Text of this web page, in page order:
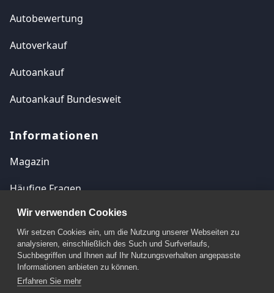
Autobewertung
Autoverkauf
Autoankauf
Autoankauf Bundesweit
Informationen
Magazin
Häufige Fragen
Kontakt
Impressum
Datenschutzerklärung
Wir verwenden Cookies
Wir setzen Cookies ein, um die Nutzung unserer Webseiten zu
analysieren, einschließlich des Such und Surfverlaufs,
Suchbegriffen und Ihnen auf Ihr Nutzungsverhalten angepasste
Informationen anbieten zu können.
Erfahren Sie mehr